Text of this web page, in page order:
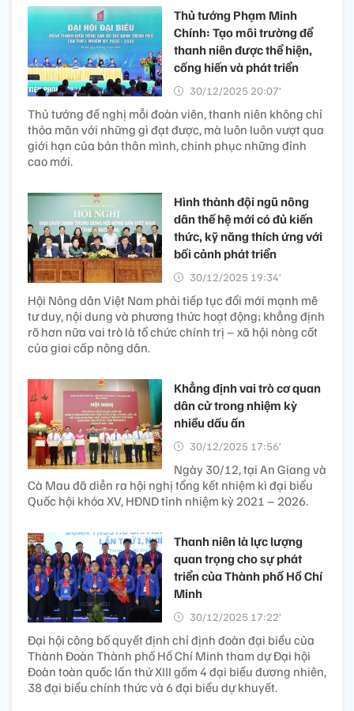
Thủ tướng Phạm Minh
Chính: Tạo môi trường để
thanh niên được thể hiện,
cống hiến và phát triển
30/12/2025 20:07’
Thủ tướng đề nghị mỗi đoàn viên, thanh niên không chỉ
thỏa mãn với những gì đạt được, mà luôn luôn vượt qua
giới hạn của bản thân mình, chinh phục những đỉnh
cao mới.
Hình thành đội ngũ nông
dân thế hệ mới có đủ kiến
thức, kỹ năng thích ứng với
bối cảnh phát triển
30/12/2025 19:34’
Hội Nông dân Việt Nam phải tiếp tục đổi mới mạnh mẽ
tư duy, nội dung và phương thức hoạt động; khẳng định
rõ hơn nữa vai trò là tổ chức chính trị – xã hội nòng cốt
của giai cấp nông dân.
Khẳng định vai trò cơ quan
dân cử trong nhiệm kỳ
nhiều dấu ấn
30/12/2025 17:56’
Ngày 30/12, tại An Giang và
Cà Mau đã diễn ra hội nghị tổng kết nhiệm kì đại biểu
Quốc hội khóa XV, HĐND tỉnh nhiệm kỳ 2021 – 2026.
Thanh niên là lực lượng
quan trọng cho sự phát
triển của Thành phố Hồ Chí
Minh
30/12/2025 17:22’
Đại hội công bố quyết định chỉ định đoàn đại biểu của
Thành Đoàn Thành phố Hồ Chí Minh tham dự Đại hội
Đoàn toàn quốc lần thứ XIII gồm 4 đại biểu đương nhiên,
38 đại biểu chính thức và 6 đại biểu dự khuyết.